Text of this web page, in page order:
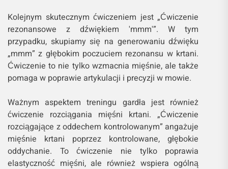
Kolejnym skutecznym ćwiczeniem jest „Ćwiczenie
rezonansowe z dźwiękiem 'mmm'”. W tym
przypadku, skupiamy się na generowaniu dźwięku
„mmm” z głębokim poczuciem rezonansu w krtani.
Ćwiczenie to nie tylko wzmacnia mięśnie, ale także
pomaga w poprawie artykulacji i precyzji w mowie.
Ważnym aspektem treningu gardła jest również
ćwiczenie rozciągania mięśni krtani. „Ćwiczenie
rozciągające z oddechem kontrolowanym” angażuje
mięśnie krtani poprzez kontrolowane, głębokie
oddychanie. To ćwiczenie nie tylko poprawia
elastyczność mięśni, ale również wspiera ogólną